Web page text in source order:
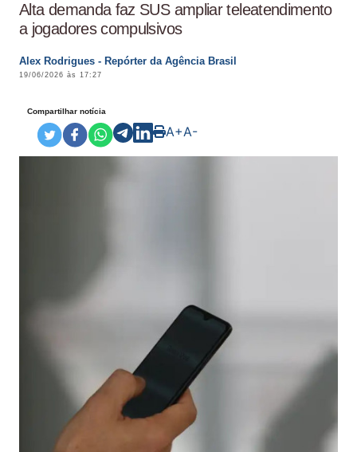
Alta demanda faz SUS ampliar teleatendimento
a jogadores compulsivos
Alex Rodrigues - Repórter da Agência Brasil
19/06/2026 às 17:27
Compartilhar notícia
A+A-